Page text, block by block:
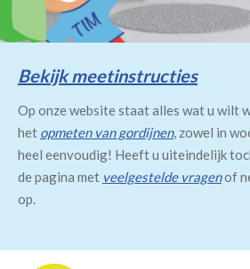
Bekijk meetinstructies
Op onze website staat alles wat u wilt
het opmeten van gordijnen, zowel in
heel eenvoudig! Heeft u uiteindelijk
de pagina met veelgestelde vragenof
op.